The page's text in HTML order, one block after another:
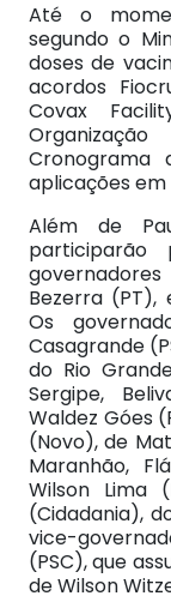
Até o
segundo o
doses de
acordos
Covax
Cronograma
aplicações em
Além de
participarão
Bezerra (PT),
Os
Casagrande
do Rio
Sergipe,
Waldez Góes
(Novo), de
Maranhão,
Wilson Lima
(Cidadania),
vice-
(PSC), que
de Wilson